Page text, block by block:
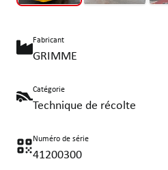
Fabricant
GRIMME
Catégorie
Technique de récolte
Numéro de série
41200300